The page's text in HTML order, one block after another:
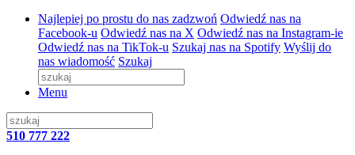
Najlepiej po prostu do nas zadzwoń Odwiedź nas na
Facebook-u Odwiedź nas na X Odwiedź nas na Instagram-ie
Odwiedź nas na TikTok-u Szukaj nas na Spotify Wyślij do
nas wiadomość Szukaj
Menu
510 777 222